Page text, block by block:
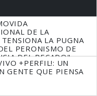
DE LA
LA PUGNA
PERONISMO DE
DEL PECADO"
+PERFIL!: UN
GENTE QUE PIENSA